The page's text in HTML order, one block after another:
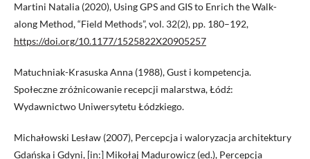
Martini Natalia (2020), Using GPS and GIS to Enrich the Walk-
along Method, “Field Methods”, vol. 32(2), pp. 180–192,
https://doi.org/10.1177/1525822X20905257
Matuchniak-Krasuska Anna (1988), Gust i kompetencja.
Społeczne zróżnicowanie recepcji malarstwa, Łódź:
Wydawnictwo Uniwersytetu Łódzkiego.
Michałowski Lesław (2007), Percepcja i waloryzacja architektury
Gdańska i Gdyni, [in:] Mikołaj Madurowicz (ed.), Percepcja